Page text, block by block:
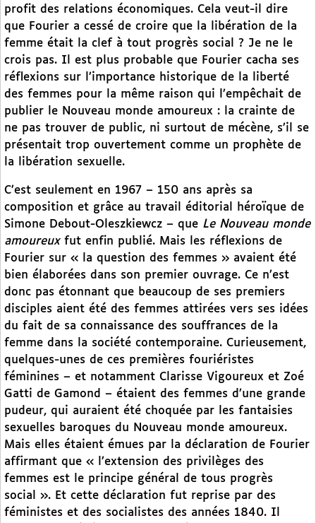
profit des relations économiques. Cela veut-il dire
que Fourier a cessé de croire que la libération de la
femme était la clef à tout progrès social ? Je ne le
crois pas. Il est plus probable que Fourier cacha ses
réflexions sur l’importance historique de la liberté
des femmes pour la même raison qui l’empêchait de
publier le Nouveau monde amoureux : la crainte de
ne pas trouver de public, ni surtout de mécène, s’il se
présentait trop ouvertement comme un prophète de
la libération sexuelle.
C’est seulement en 1967 – 150 ans après sa
composition et grâce au travail éditorial héroïque de
Simone Debout-Oleszkiewcz – que Le Nouveau monde
amoureuxfut enfin publié. Mais les réflexions de
Fourier sur « la question des femmes » avaient été
bien élaborées dans son premier ouvrage. Ce n’est
donc pas étonnant que beaucoup de ses premiers
disciples aient été des femmes attirées vers ses idées
du fait de sa connaissance des souffrances de la
femme dans la société contemporaine. Curieusement,
quelques-unes de ces premières fouriéristes
féminines – et notamment Clarisse Vigoureux et Zoé
Gatti de Gamond – étaient des femmes d’une grande
pudeur, qui auraient été choquée par les fantaisies
sexuelles baroques du Nouveau monde amoureux.
Mais elles étaient émues par la déclaration de Fourier
affirmant que « l’extension des privilèges des
femmes est le principe général de tous progrès
social ». Et cette déclaration fut reprise par des
féministes et des socialistes des années 1840. Il